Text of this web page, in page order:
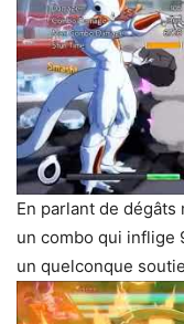
En parlant de
un combo qui inflige
un quelconque